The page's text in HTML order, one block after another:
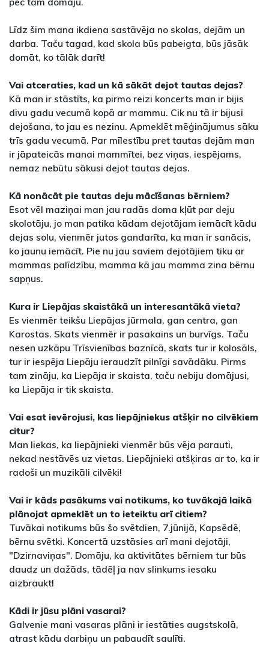
Līdz šim mana ikdiena sastāvēja no skolas, dejām un
darba. Taču tagad, kad skola būs pabeigta, būs jāsāk
domāt, ko tālāk darīt!
Vai atceraties, kad un kā sākāt dejot tautas dejas?
Kā man ir stāstīts, ka pirmo reizi koncerts man ir bijis
divu gadu vecumā kopā ar mammu. Cik nu tā ir bijusi
dejošana, to jau es nezinu. Apmeklēt mēģinājumus sāku
trīs gadu vecumā. Par mīlestību pret tautas dejām man
ir jāpateicās manai mammītei, bez viņas, iespējams,
nemaz nebūtu sākusi dejot tautas dejas.
Kā nonācāt pie tautas deju mācīšanas bērniem?
Esot vēl maziņai man jau radās doma kļūt par deju
skolotāju, jo man patika kādam dejotājam iemācīt kādu
dejas solu, vienmēr jutos gandarīta, ka man ir sanācis,
ko jaunu iemācīt. Pie nu jau saviem dejotājiem tiku ar
mammas palīdzību, mamma kā jau mamma zina bērnu
sapņus.
Kura ir Liepājas skaistākā un interesantākā vieta?
Es vienmēr teikšu Liepājas jūrmala, gan centra, gan
Karostas. Skats vienmēr ir pasakains un burvīgs. Taču
nesen uzkāpu Trīsvienības baznīcā, skats tur ir kolosāls,
tur ir iespēja Liepāju ieraudzīt pilnīgi savādāku. Pirms
tam zināju, ka Liepāja ir skaista, taču nebiju domājusi,
ka Liepāja ir tik skaista.
Vai esat ievērojusi, kas liepājniekus atšķir no cilvēkiem
citur?
Man liekas, ka liepājnieki vienmēr būs vēja parauti,
nekad nestāvēs uz vietas. Liepājnieki atšķiras ar to, ka ir
radoši un muzikāli cilvēki!
Vai ir kāds pasākums vai notikums, ko tuvākajā laikā
plānojat apmeklēt un to ieteiktu arī citiem?
Tuvākai notikums būs šo svētdien, 7.jūnijā, Kapsēdē,
bērnu svētki. Koncertā uzstāsies arī mani dejotāji,
"Dzirnaviņas". Domāju, ka aktivitātes bērniem tur būs
daudz un dažāds, tādēļ ja nav slinkums iesaku
aizbraukt!
Kādi ir jūsu plāni vasarai?
Galvenie mani vasaras plāni ir iestāties augstskolā,
atrast kādu darbiņu un pabaudīt saulīti.